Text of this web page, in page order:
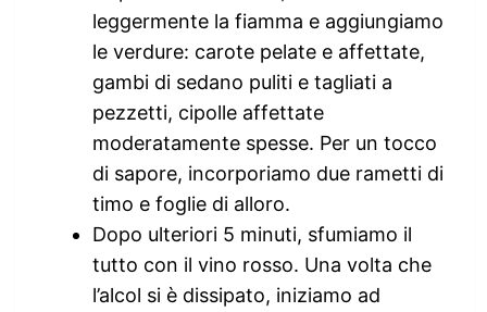
leggermente la fiamma e aggiungiamo
le verdure: carote pelate e affettate,
gambi di sedano puliti e tagliati a
pezzetti, cipolle affettate
moderatamente spesse. Per un tocco
di sapore, incorporiamo due rametti di
timo e foglie di alloro.
Dopo ulteriori 5 minuti, sfumiamo il
tutto con il vino rosso. Una volta che
l’alcol si è dissipato, iniziamo ad